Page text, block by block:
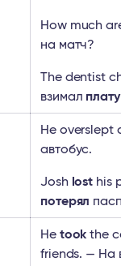
How much
на матч?
The dentist
взимал плату
He overslept
автобус.
Josh lost his
потерял
He took the
friends. — На